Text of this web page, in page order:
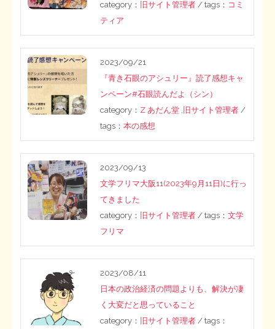
category：
旧サイト管理者 / tags： コミ
ティア
2023/09/21
『青き石眼のアシュリー』読了感想キャ
ンペーン#石眼読んだよ（シン）
category： Z あだん堂 , 旧サイト管理者 /
tags：本の感想
2023/09/13
文学フリマ大阪11(2023年9月11日)に行っ
てきました
category：
旧サイト管理者 / tags：文学
フリマ
2023/08/11
日本の政治経済の問題よりも、解決が凄
く大変だと思っていること
category：
旧サイト管理者 / tags：